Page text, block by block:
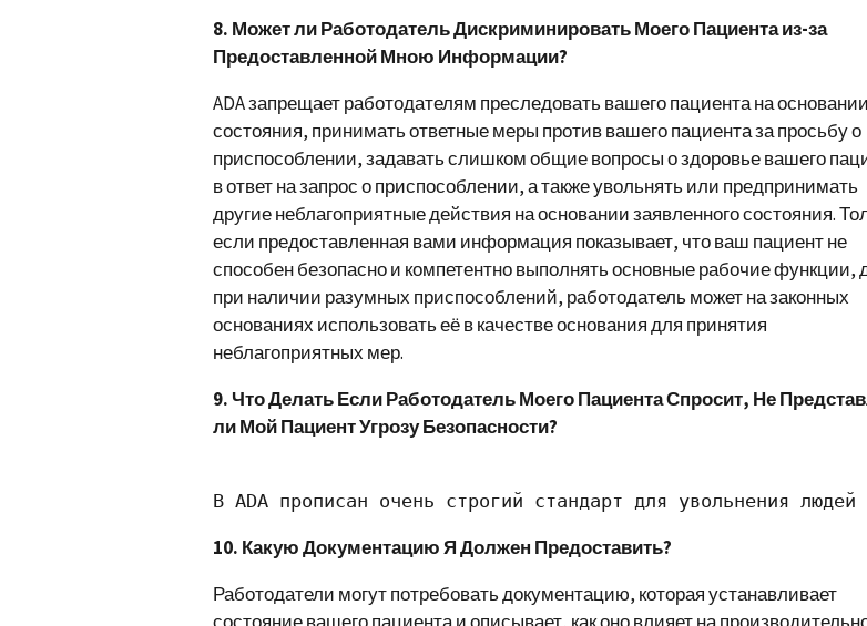
8. Может ли Работодатель Дискриминировать Моего Пациента из-за
Предоставленной Мною Информации?
ADA запрещает работодателям преследовать вашего пациента на
состояния, принимать ответные меры против вашего пациента за просьбу о
приспособлении, задавать слишком общие вопросы о здоровье вашего
в ответ на запрос о приспособлении, а также увольнять или предпринимать
другие неблагоприятные действия на основании заявленного состояния.
если предоставленная вами информация показывает, что ваш пациент не
способен безопасно и компетентно выполнять основные рабочие функции,
при наличии разумных приспособлений, работодатель может на законных
основаниях использовать её в качестве основания для принятия
неблагоприятных мер.
9. Что Делать Если Работодатель Моего Пациента Спросит, Не
ли Мой Пациент Угрозу Безопасности?
В ADA прописан очень строгий стандарт для увольнения
10. Какую Документацию Я Должен Предоставить?
Работодатели могут потребовать документацию, которая устанавливает